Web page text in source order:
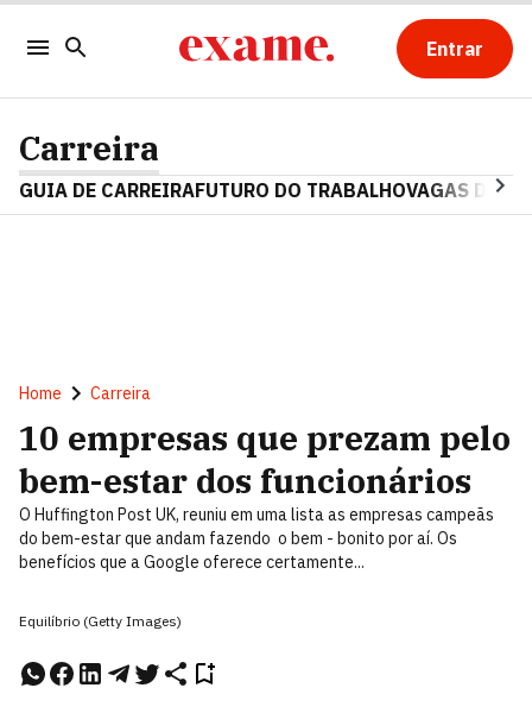
Entrar
Carreira
GUIA DE CARREIRAFUTURO DO TRABALHOVAGAS DE
Home Carreira
10 empresas que prezam pelo
bem-estar dos funcionários
O Huffington Post UK, reuniu em uma lista as empresas campeãs
do bem-estar que andam fazendo  o bem - bonito por aí. Os
benefícios que a Google oferece certamente...
Equilíbrio (Getty Images)